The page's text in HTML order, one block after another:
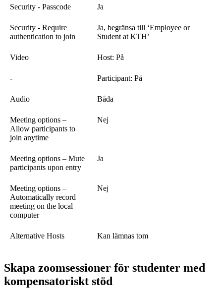
Security - Passcode Ja
Security - Require
authentication to join
Ja, begränsa till ‘Employee or
Student at KTH’
Video Host: På
- Participant: På
Audio Båda
Meeting options –
Allow participants to
join anytime
Nej
Meeting options – Mute
participants upon entry
Ja
Meeting options –
Automatically record
meeting on the local
computer
Nej
Alternative Hosts Kan lämnas tom
Skapa zoomsessioner för studenter med
kompensatoriskt stöd